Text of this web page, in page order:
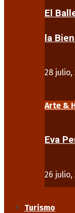
El
la
28 julio,
Arte &
Eva
26 julio,
Turismo